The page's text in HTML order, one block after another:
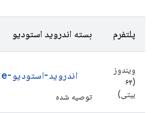
پلتفرم بسته اندروید استودیو
ویندوز
(۶۴
بیتی)
اندروید-استودیو-quail3-windows.exe
توصیه شده